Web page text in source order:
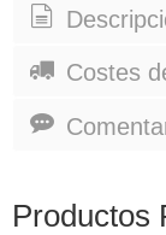
Costes
Productos